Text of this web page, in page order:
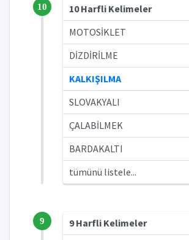
10
10 Harfli Kelimeler
MOTOSİKLET
DİZDİRİLME
KALKIŞILMA
SLOVAKYALI
ÇALABİLMEK
BARDAKALTI
tümünü listele...
9 9 Harfli Kelimeler